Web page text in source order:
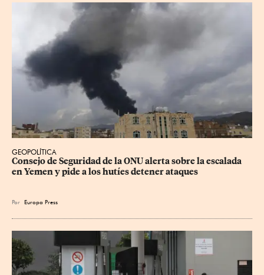
GEOPOLÍTICA
Consejo de Seguridad de la ONU alerta sobre la escalada
en Yemen y pide a los hutíes detener ataques
Por Europa Press